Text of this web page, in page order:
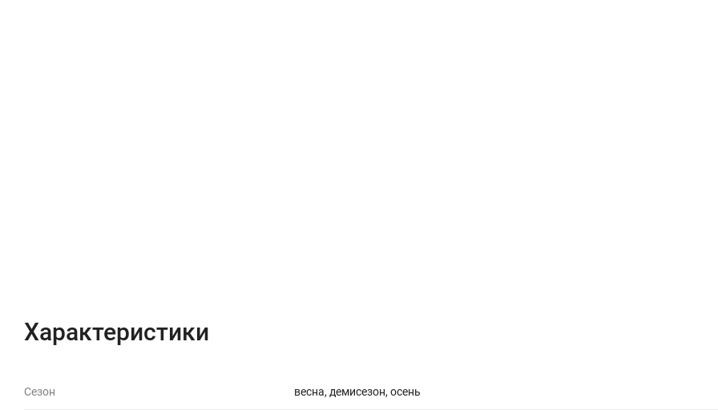
Характеристики
Сезон весна, демисезон, осень